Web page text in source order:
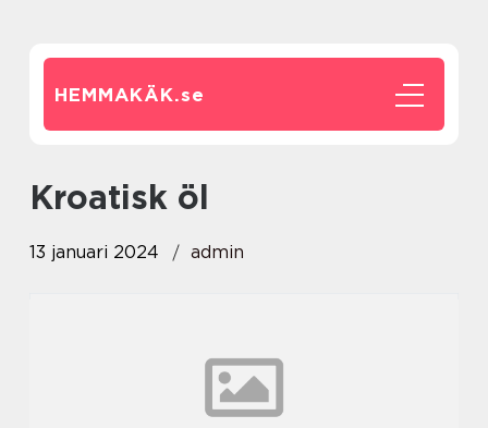
HEMMAKÄK.se
kroatisk öl
13 januari 2024 admin